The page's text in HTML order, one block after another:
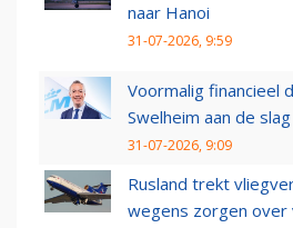
naar Hanoi
31-07-2026, 9:59
Voormalig financieel
Swelheim aan de
31-07-2026, 9:09
Rusland trekt
wegens zorgen over